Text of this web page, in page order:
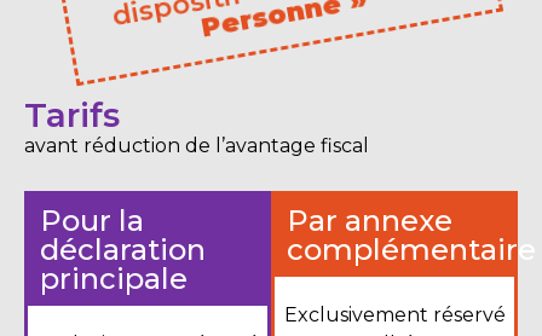
»
Tarifs
avant réduction de l’avantage fiscal
Pour la
déclaration
principale
Par annexe
complémentaire
Exclusivement réservé